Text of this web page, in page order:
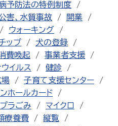
予防法の特例制度
害、水質事故
開業
ウォーキング
ップ
犬の登録
費喚起
事業者支援
イルス
健診
場
子育て支援センター
ホールカード
プラごみ
マイクロ
療養費
縦覧